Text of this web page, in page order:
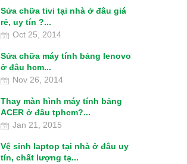
Sửa chữa tivi tại nhà ở đâu giá
rẻ, uy tín ?...
Oct 25, 2014
Sửa chữa máy tính bảng lenovo
ở đâu hcm...
Nov 26, 2014
Thay màn hình máy tính bảng
ACER ở đâu tphcm?...
Jan 21, 2015
Vệ sinh laptop tại nhà ở đâu uy
tín, chất lượng tạ...